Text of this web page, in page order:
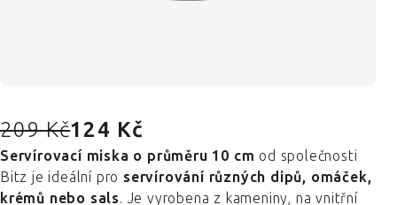
209 Kč124 Kč
Servírovací miska o průměru 10 cm od společnosti
Bitz je ideální pro servírování různých dipů, omáček,
krémů nebo sals. Je vyrobena z kameniny, na vnitřní